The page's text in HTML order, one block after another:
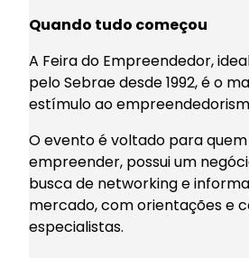
Quando tudo começou
A Feira do Empreendedor,
pelo Sebrae desde 1992, é o
estímulo ao
O evento é voltado para
empreender, possui um
busca de networking e
mercado, com orientações e
especialistas.